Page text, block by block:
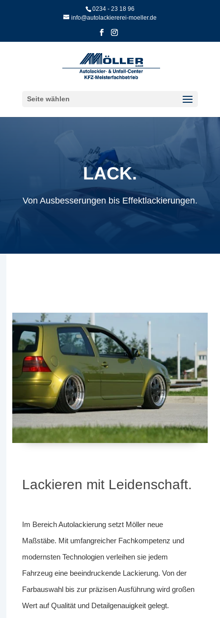
0234 - 23 18 96
info@autolackiererei-moeller.de
Seite wählen
LACK.
Von Ausbesserungen bis Effekt­lackierungen.
Lackieren mit Leidenschaft.
Im Bereich Autolackierung setzt Möller neue
Maßstäbe. Mit umfangreicher Fachkompetenz und
modernsten Technologien verleihen sie jedem
Fahrzeug eine beeindruckende Lackierung. Von der
Farbauswahl bis zur präzisen Ausführung wird großen
Wert auf Qualität und Detailgenauigkeit gelegt.